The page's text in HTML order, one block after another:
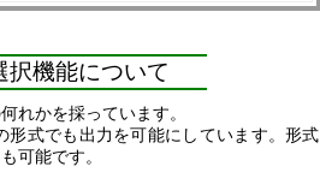
択機能について
れかを採っています。
形式でも出力を可能にしています。形式
可能です。